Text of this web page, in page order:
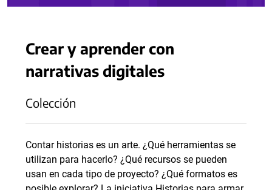
Crear y aprender con
narrativas digitales
Colección
Contar historias es un arte. ¿Qué herramientas se
utilizan para hacerlo? ¿Qué recursos se pueden
usan en cada tipo de proyecto? ¿Qué formatos es